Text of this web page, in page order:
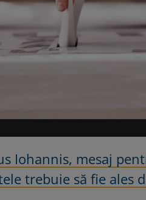
Iohannis, mesaj
trebuie să fie ales